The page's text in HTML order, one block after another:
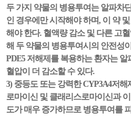
두 가지 약물의 병용투여는 알파차
인 경우에만 시작해야 하며, 이 약
해야 한다. 혈액량 감소 및 다른 고
해 두 약물의 병용투여시의 안전성
PDE5 저해제를 복용하는 환자는
혈압이 더 감소할 수 있다.
3) 중등도 또는 강력한 CYP3A4저
로마이신 및 클래리스로마이신과
도가 매우 증가하므로 병용투여를